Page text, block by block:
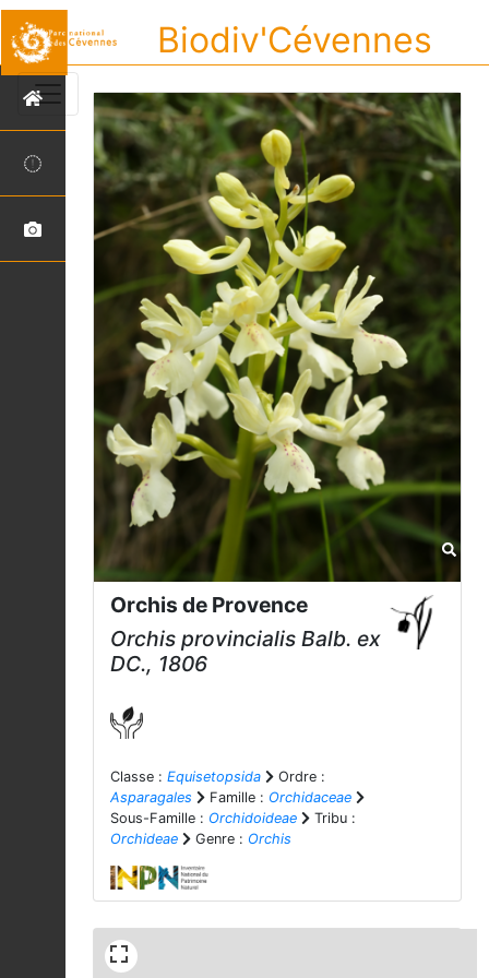
Biodiv'Cévennes
Orchis de Provence
Orchis provincialis Balb. ex
DC., 1806
Classe : Equisetopsida
Ordre :
Asparagales
Famille : Orchidaceae
Sous-Famille : Orchidoideae
Tribu :
Orchideae
Genre : Orchis